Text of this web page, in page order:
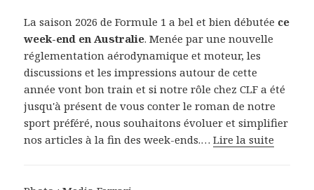
La saison 2026 de Formule 1 a bel et bien débutée ce
week-end en Australie. Menée par une nouvelle
réglementation aérodynamique et moteur, les
discussions et les impressions autour de cette
année vont bon train et si notre rôle chez CLF a été
jusqu'à présent de vous conter le roman de notre
sport préféré, nous souhaitons évoluer et simplifier
nos articles à la fin des week-ends.…Lire la suite